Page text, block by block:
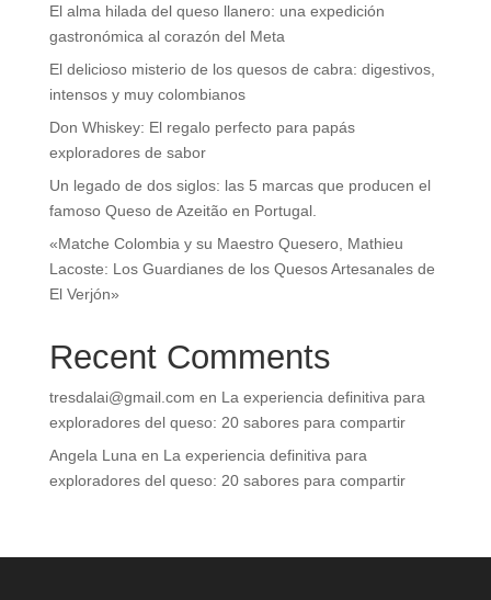
El alma hilada del queso llanero: una expedición
gastronómica al corazón del Meta
El delicioso misterio de los quesos de cabra: digestivos,
intensos y muy colombianos
Don Whiskey: El regalo perfecto para papás
exploradores de sabor
Un legado de dos siglos: las 5 marcas que producen el
famoso Queso de Azeitão en Portugal.
«Matche Colombia y su Maestro Quesero, Mathieu
Lacoste: Los Guardianes de los Quesos Artesanales de
El Verjón»
Recent Comments
tresdalai@gmail.com en La experiencia definitiva para
exploradores del queso: 20 sabores para compartir
Angela Luna en La experiencia definitiva para
exploradores del queso: 20 sabores para compartir